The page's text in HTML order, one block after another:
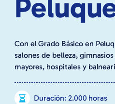
Con el Grado Básico en
salones de belleza,
mayores, hospitales y
Duración: 2.000 horas